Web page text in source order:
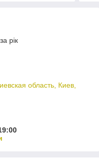
рік
область, Киев,